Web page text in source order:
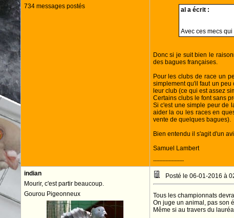
734 messages postés
al a écrit :
Avec ces mecs
Donc si je suit bien le
des bagues françaises.
Pour les clubs de race un
simplement qu'il faut un
leur club (ce qui est assez
Certains clubs le font sans
Si c'est une simple peur de
aider la ou les races en
vente de quelques bagues).
Bien entendu il s'agit d'un
Samuel Lambert
--------------------
indian
Mourir, c'est partir beaucoup.
Gourou Pigeonneux
Posté le 06-01-2016 à
Tous les championnats
On juge un animal, pas son
Même si au travers du